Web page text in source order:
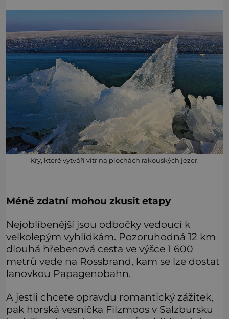
Kry, které vytváří vítr na plochách rakouských jezer.
Méně zdatní mohou zkusit etapy
Nejoblíbenější jsou odbočky vedoucí k
velkolepým vyhlídkám. Pozoruhodná 12 km
dlouhá hřebenová cesta ve výšce 1 600
metrů vede na Rossbrand, kam se lze dostat
lanovkou Papagenobahn.
A jestli chcete opravdu romantický zážitek,
pak horská vesnička Filzmoos v Salzbursku